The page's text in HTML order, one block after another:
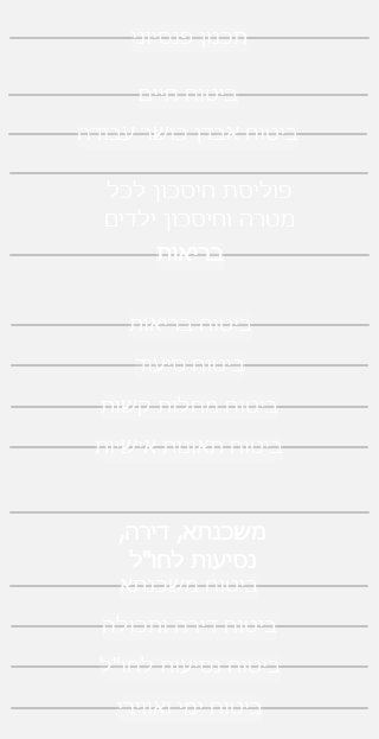
ביטוח משכנתא
ביטוח בריאות
ביטוח חיים
ביטוח נסיעות לחו"ל
ביטוח מחלות קשות
בריאות
ביטוח דירה ותכולה
ביטוח תאונות אישיות
ביטוח אבדן כושר עבודה
ביטוח סיעוד
תכנון פנסיוני
ביטוח ימי ואווירי